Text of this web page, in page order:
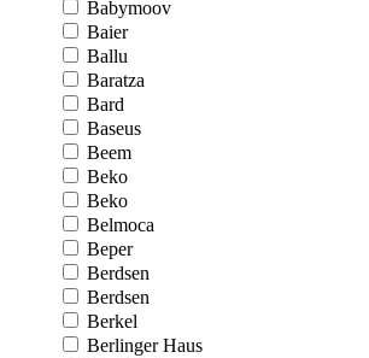
Babymoov
Baier
Ballu
Baratza
Bard
Baseus
Beem
Beko
Beko
Belmoca
Beper
Berdsen
Berdsen
Berkel
Berlinger Haus